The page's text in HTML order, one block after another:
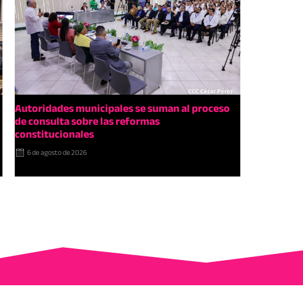
Autoridades municipales se suman al proceso
de consulta sobre las reformas
constitucionales
6 de agosto de 2026